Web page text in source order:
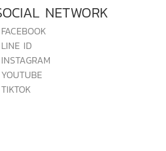
NETWORK
ID